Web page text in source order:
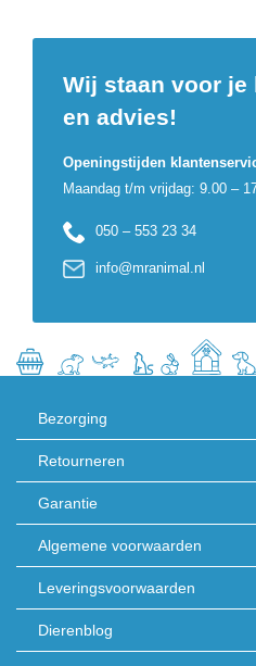
Wij staan voor je
en advies!
Openingstijden
Maandag t/m vrijdag: 9.00 –
050 – 553 23 34
info@mranimal.nl
Bezorging
Retourneren
Garantie
Algemene voorwaarden
Leveringsvoorwaarden
Dierenblog